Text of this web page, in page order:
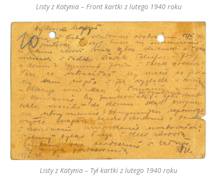
Listy z Katynia – Front kartki z lutego 1940 roku
Listy z Katynia – Tył kartki z lutego 1940 roku